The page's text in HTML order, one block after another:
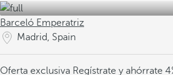
Barceló Emperatriz
Madrid, Spain
Oferta exclusiva Regístrate y ahórrate